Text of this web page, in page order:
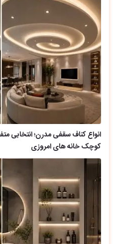
انواع کناف سقفی مدرن؛ انتخابی
کوچک خانه های امروزی